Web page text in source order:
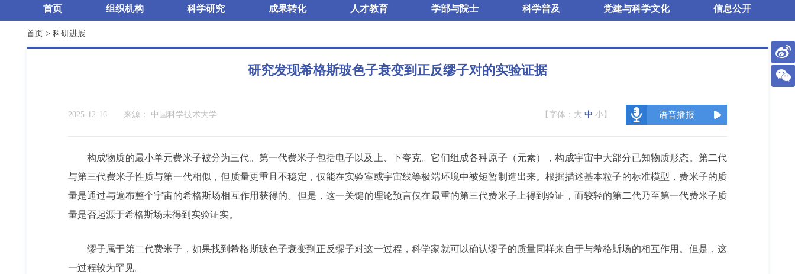
首页 组织机构 科学研究 成果转化 人才教育 学部与院士 科学普及 党建与科学文化 信息公开
首页 > 科研进展
研究发现希格斯玻色子衰变到正反缪子对的实验证据
2025-12-16 来源： 中国科学技术大学 【字体： 大 中 小 】 语音播报
构成物质的最小单元费米子被分为三代。第一代费米子包括电子以及上、下夸克。它们组成各种原子（元素），构成宇宙中大部分已知物质形态。第二代
与第三代费米子性质与第一代相似，但质量更重且不稳定，仅能在实验室或宇宙线等极端环境中被短暂制造出来。根据描述基本粒子的标准模型，费米子的质
量是通过与遍布整个宇宙的希格斯场相互作用获得的。但是，这一关键的理论预言仅在最重的第三代费米子上得到验证，而较轻的第二代乃至第一代费米子质
量是否起源于希格斯场未得到实验证实。
缪子属于第二代费米子，如果找到希格斯玻色子衰变到正反缪子对这一过程，科学家就可以确认缪子的质量同样来自于与希格斯场的相互作用。但是，这
一过程较为罕见。